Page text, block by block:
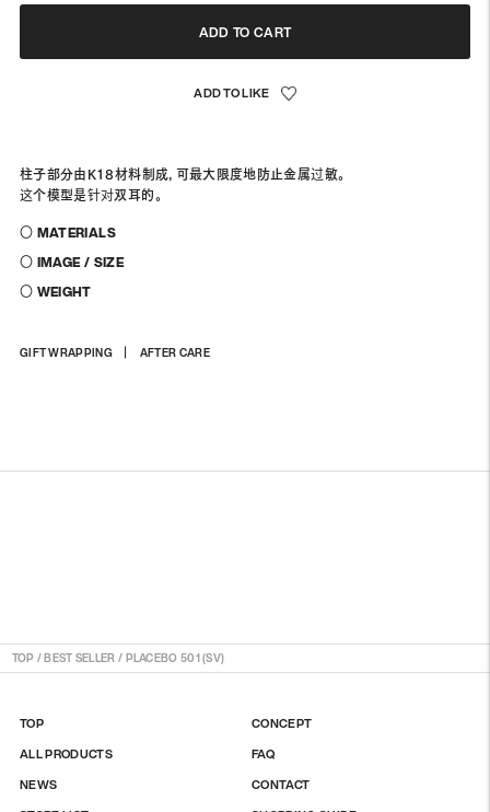
格
ADD TO CART
柱子部分由K18材料制成，可最大限度地防止金属过敏。
这个模型是针对双耳的。
〇 MATERIALS
〇 IMAGE / SIZE
〇 WEIGHT
GIFT WRAPPING AFTER CARE
商
TOP /BEST SELLER / PLACEBO 501 (SV)
TOP
ALL PRODUCTS
NEWS
CONCEPT
FAQ
CONTACT